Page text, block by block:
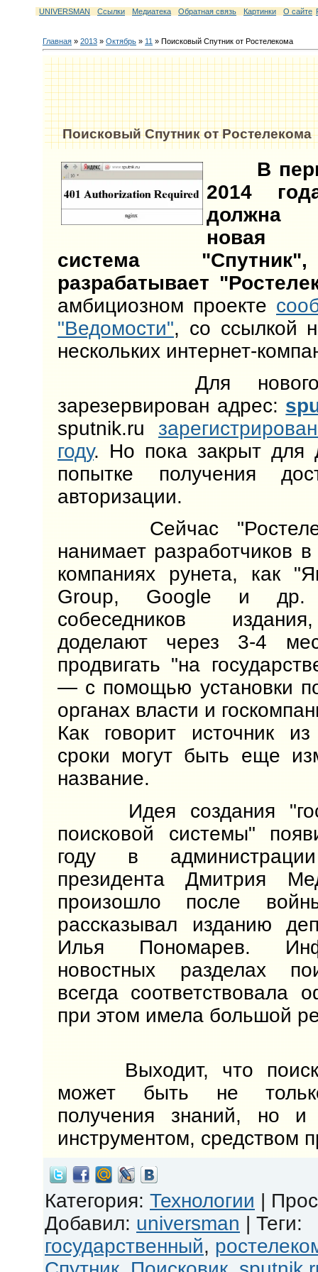
UNIVERSMAN Ссылки Медиатека Обратная связь Картинки О сайте
Главная » 2013 » Октябрь » 11 » Поисковый Спутник от Ростелекома
Поисковый Спутник от Ростелекома
В
2014
должна
новая
система
разрабатывает
амбициозном проекте
"Ведомости", со ссылкой
нескольких интернет-
Для нового
зарезервирован адрес:
sputnik.ru
году. Но пока закрыт для
попытке получения
авторизации.
Сейчас
нанимает разработчиков в
компаниях рунета, как
Group, Google и
собеседников
доделают через 3-4
продвигать "на
— с помощью установки
органах власти и
Как говорит источник
сроки могут быть еще
название.
Идея создания
поисковой системы"
году в
президента Дмитрия
произошло после
рассказывал изданию
Илья Пономарев.
новостных разделах
всегда соответствовала
при этом имела большой
Выходит, что
может быть не
получения знаний, но и
инструментом, средством
Категория: Технологии |
Добавил: universman | Теги:
государственный,